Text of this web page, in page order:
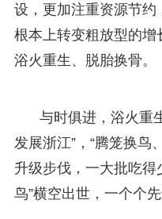
设，更加注重资源节约
根本上转变粗放型的
浴火重生、脱胎换骨。
与时俱进，浴火重
发展浙江”，“腾笼换鸟
升级步伐，一大批吃得
鸟”横空出世，一个个